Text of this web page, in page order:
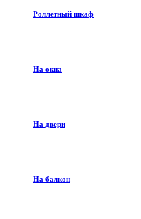
Роллетный шкаф
На окна
На двери
На балкон